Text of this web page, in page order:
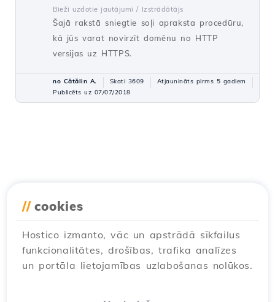
Bieži uzdotie jautājumi / Izstrādātājs
Šajā rakstā sniegtie soļi apraksta procedūru,
kā jūs varat novirzīt domēnu no HTTP
versijas uz HTTPS.
no Cătălin A. Skati 3609
Atjaunināts pirms 5 gadiem
Publicēts uz 07/07/2018
// cookies
Hostico izmanto, vāc un apstrādā sīkfailus
funkcionalitātes, drošības, trafika analīzes
un portāla lietojamības uzlabošanas nolūkos.